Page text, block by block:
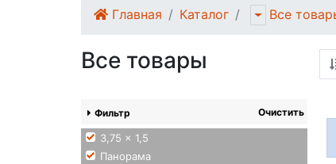
Главная Каталог Все
Все товары
Фильтр Очистить
3,75 x 1,5
Панорама